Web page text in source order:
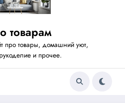
товарам
про товары, домашний уют,
и прочее.